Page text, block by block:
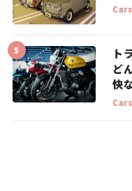
Cars
ト
ど
快
ト
Cars